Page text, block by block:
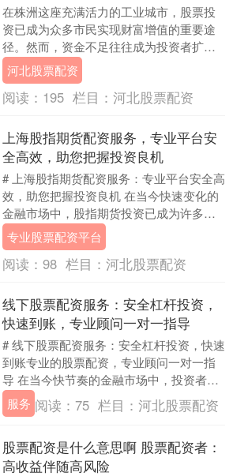
在株洲这座充满活力的工业城市，股票投
资已成为众多市民实现财富增值的重要途
径。然而，资金不足往往成为投资者扩大
收益的瓶颈。此时河北股票配资，选择一
家正规安全的株洲....
河北股票配资
阅读： 195 栏目： 河北股票配资
上海股指期货配资服务，专业平台安
全高效，助您把握投资良机
# 上海股指期货配资服务：专业平台安全高
效，助您把握投资良机 在当今快速变化的
金融市场中，股指期货投资已成为许多投
资者实现资产增值的重要途径。上海作为
中国的金融....
专业股票配资平台
阅读： 98 栏目： 河北股票配资
线下股票配资服务：安全杠杆投资，
快速到账，专业顾问一对一指导
# 线下股票配资服务：安全杠杆投资，快速
到账专业的股票配资，专业顾问一对一指
导 在当今快节奏的金融市场中，投资者对
于资金灵活性和专业指导的需求日益增
长。线下股票....
服务 阅读：75 栏目： 河北股票配资
股票配资是什么意思啊 股票配资者：
高收益伴随高风险